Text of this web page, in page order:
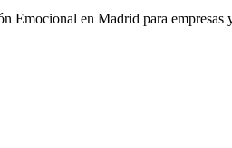
Emocional en Madrid para empresas